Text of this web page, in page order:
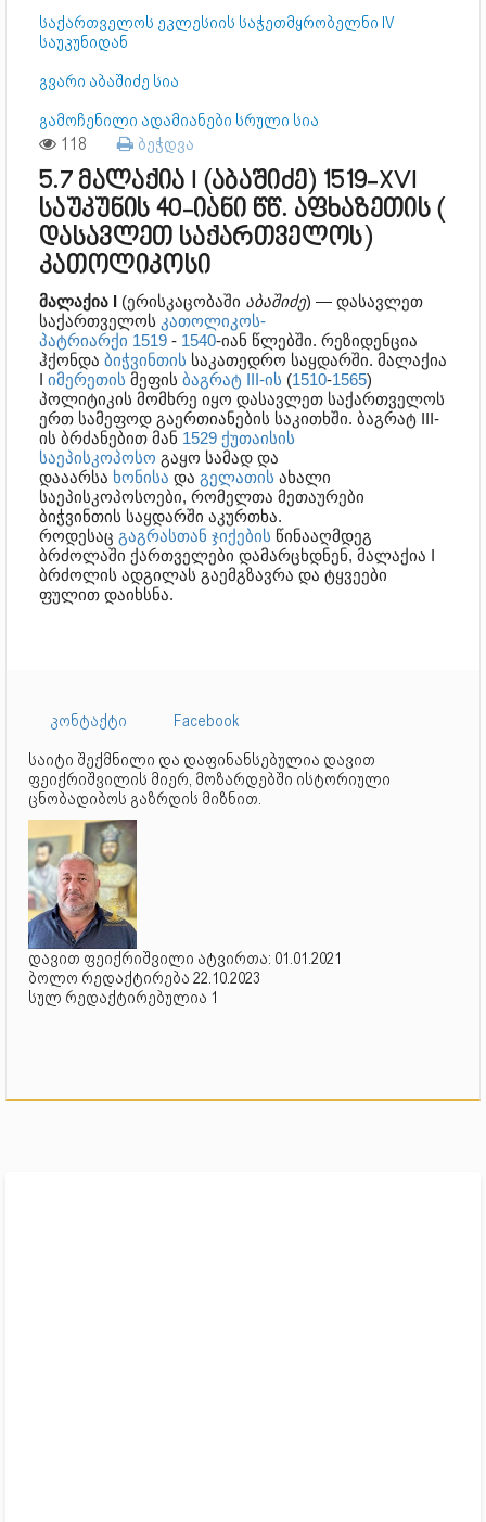
საქართველოს ეკლესიის საჭეთმყრობელნი IV
საუკუნიდან
გვარი აბაშიძე სია
გამოჩენილი ადამიანები სრული სია
118 ბეჭდვა
5.7 მალაქია I (აბაშიძე) 1519-XVI
საუკუნის 40-იანი წწ. აფხაზეთის (
დასავლეთ საქართველოს)
კათოლიკოსი
მალაქია I (ერისკაცობაში აბაშიძე) — დასავლეთ
საქართველოს კათოლიკოს-
პატრიარქი 1519 - 1540-იან წლებში. რეზიდენცია
ჰქონდა ბიჭვინთის საკათედრო საყდარში. მალაქია
I იმერეთის მეფის ბაგრატ III-ის (1510-1565)
პოლიტიკის მომხრე იყო დასავლეთ საქართველოს
ერთ სამეფოდ გაერთიანების საკითხში. ბაგრატ III-
ის ბრძანებით მან 1529 ქუთაისის
საეპისკოპოსო გაყო სამად და
დააარსა ხონისა და გელათის ახალი
საეპისკოპოსოები, რომელთა მეთაურები
ბიჭვინთის საყდარში აკურთხა.
როდესაც გაგრასთან ჯიქების წინააღმდეგ
ბრძოლაში ქართველები დამარცხდნენ, მალაქია I
ბრძოლის ადგილას გაემგზავრა და ტყვეები
ფულით დაიხსნა.
კონტაქტი
Facebook
საიტი შექმნილი და დაფინანსებულია დავით
ფეიქრიშვილის მიერ, მოზარდებში ისტორიული
ცნობადიბოს გაზრდის მიზნით.
დავით ფეიქრიშვილი ატვირთა: 01.01.2021
ბოლო რედაქტირება 22.10.2023
სულ რედაქტირებულია 1